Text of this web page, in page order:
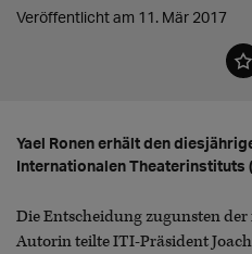
Veröffentlicht am 11. Mär 2017
Yael Ronen erhält den
Internationalen Theaterinstituts
Die Entscheidung zugunsten
Autorin teilte ITI-Präsident